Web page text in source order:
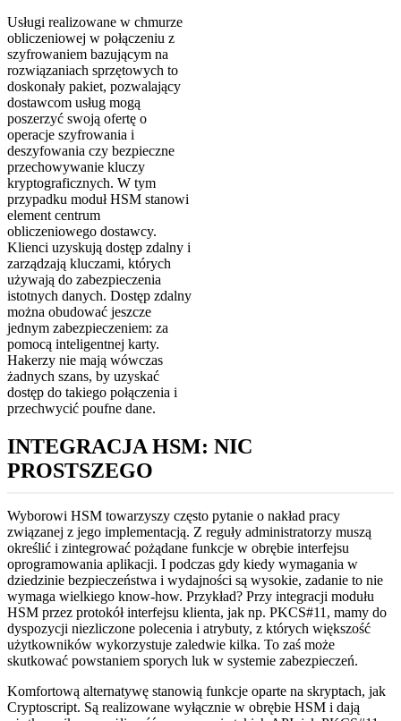
Usługi realizowane w chmurze
obliczeniowej w połączeniu z
szyfrowaniem bazującym na
rozwiązaniach sprzętowych to
doskonały pakiet, pozwalający
dostawcom usług mogą
poszerzyć swoją ofertę o
operacje szyfrowania i
deszyfowania czy bezpieczne
przechowywanie kluczy
kryptograficznych. W tym
przypadku moduł HSM stanowi
element centrum
obliczeniowego dostawcy.
Klienci uzyskują dostęp zdalny i
zarządzają kluczami, których
używają do zabezpieczenia
istotnych danych. Dostęp zdalny
można obudować jeszcze
jednym zabezpieczeniem: za
pomocą inteligentnej karty.
Hakerzy nie mają wówczas
żadnych szans, by uzyskać
dostęp do takiego połączenia i
przechwycić poufne dane.
INTEGRACJA HSM: NIC
PROSTSZEGO
Wyborowi HSM towarzyszy często pytanie o nakład pracy
związanej z jego implementacją. Z reguły administratorzy muszą
określić i zintegrować pożądane funkcje w obrębie interfejsu
oprogramowania aplikacji. I podczas gdy kiedy wymagania w
dziedzinie bezpieczeństwa i wydajności są wysokie, zadanie to nie
wymaga wielkiego know-how. Przykład? Przy integracji modułu
HSM przez protokół interfejsu klienta, jak np. PKCS#11, mamy do
dyspozycji niezliczone polecenia i atrybuty, z których większość
użytkowników wykorzystuje zaledwie kilka. To zaś może
skutkować powstaniem sporych luk w systemie zabezpieczeń.
Komfortową alternatywę stanowią funkcje oparte na skryptach, jak
Cryptoscript. Są realizowane wyłącznie w obrębie HSM i dają